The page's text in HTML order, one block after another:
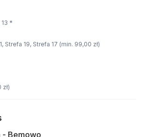
13 *
Strefa 19, Strefa 17 (min. 99,00 zł)
- Bemowo